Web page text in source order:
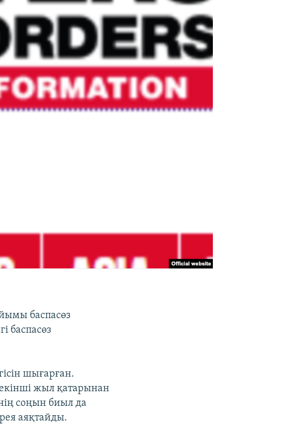
баспасөз
баспасөз
шығарған.
екінші жыл қатарынан
соңын биыл да
аяқтайды.